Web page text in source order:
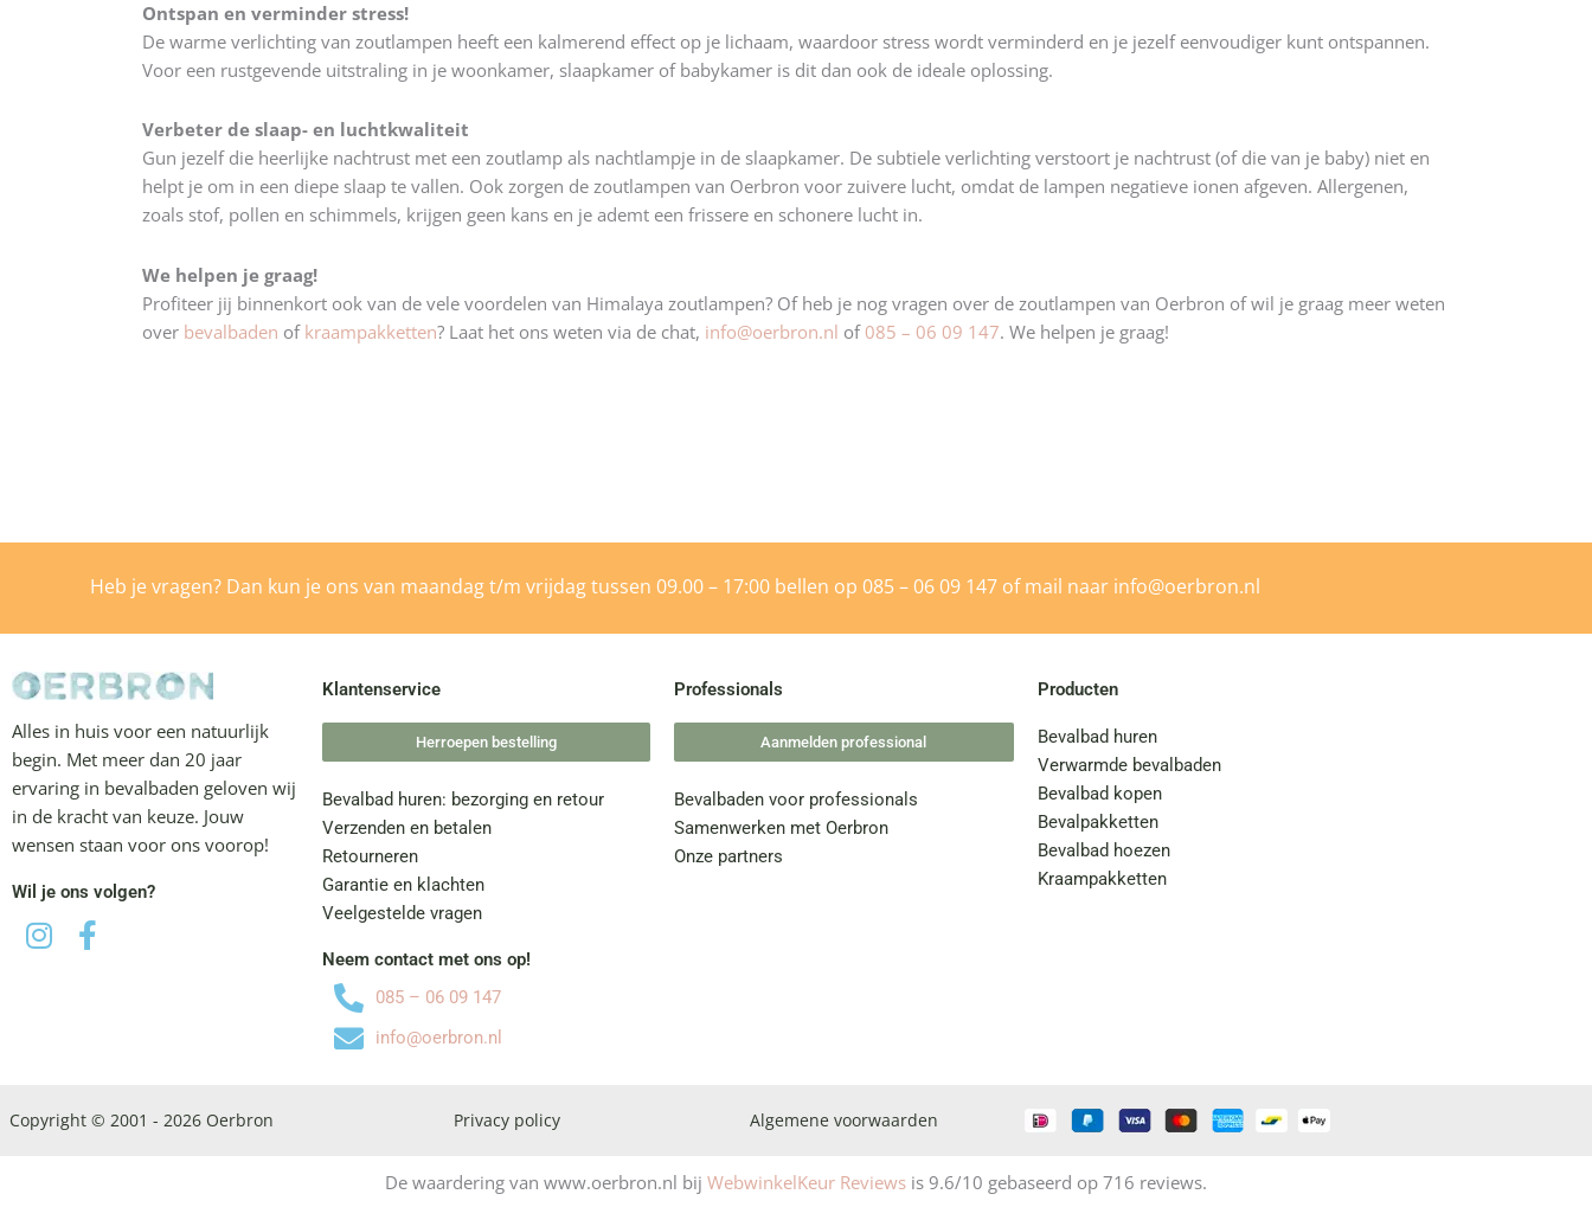
Ontspan en verminder stress!
De warme verlichting van zoutlampen heeft een kalmerend effect op je lichaam, waardoor stress wordt verminderd en je jezelf eenvoudiger kunt ontspannen.
Voor een rustgevende uitstraling in je woonkamer, slaapkamer of babykamer is dit dan ook de ideale oplossing.
Verbeter de slaap- en luchtkwaliteit
Gun jezelf die heerlijke nachtrust met een zoutlamp als nachtlampje in de slaapkamer. De subtiele verlichting verstoort je nachtrust (of die van je baby) niet en
helpt je om in een diepe slaap te vallen. Ook zorgen de zoutlampen van Oerbron voor zuivere lucht, omdat de lampen negatieve ionen afgeven. Allergenen,
zoals stof, pollen en schimmels, krijgen geen kans en je ademt een frissere en schonere lucht in.
We helpen je graag!
Profiteer jij binnenkort ook van de vele voordelen van Himalaya zoutlampen? Of heb je nog vragen over de zoutlampen van Oerbron of wil je graag meer weten
over bevalbaden of kraampakketten? Laat het ons weten via de chat, info@oerbron.nl of 085 – 06 09 147. We helpen je graag!
Heb je vragen? Dan kun je ons van maandag t/m vrijdag tussen 09.00 – 17:00 bellen op 085 – 06 09 147 of mail naar info@oerbron.nl
Alles in huis voor een natuurlijk
begin. Met meer dan 20 jaar
ervaring in bevalbaden geloven wij
in de kracht van keuze. Jouw
wensen staan voor ons voorop!
Wil je ons volgen?
Klantenservice
Herroepen bestelling
Bevalbad huren: bezorging en retour
Verzenden en betalen
Retourneren
Garantie en klachten
Veelgestelde vragen
Neem contact met ons op!
085 – 06 09 147
info@oerbron.nl
Professionals
Aanmelden professional
Bevalbaden voor professionals
Samenwerken met Oerbron
Onze partners
Producten
Bevalbad huren
Verwarmde bevalbaden
Bevalbad kopen
Bevalpakketten
Bevalbad hoezen
Kraampakketten
Copyright © 2001 - 2026 Oerbron Privacy policy Algemene voorwaarden
De waardering van www.oerbron.nl bij WebwinkelKeur Reviews is 9.6/10 gebaseerd op 716 reviews.